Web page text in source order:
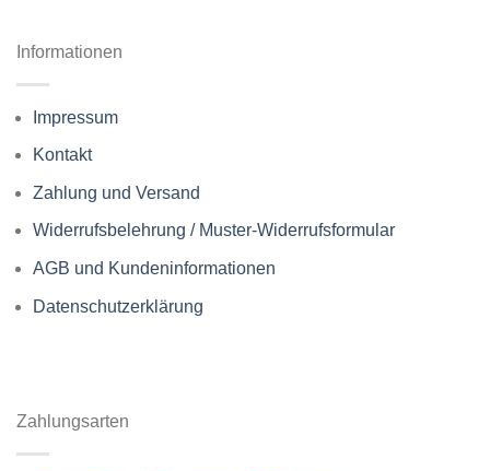
Informationen
Impressum
Kontakt
Zahlung und Versand
Widerrufsbelehrung / Muster-Widerrufsformular
AGB und Kundeninformationen
Datenschutzerklärung
Zahlungsarten